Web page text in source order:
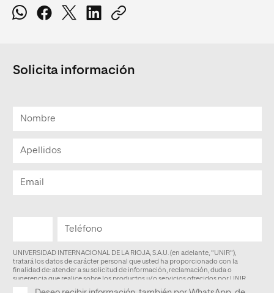
Solicita información